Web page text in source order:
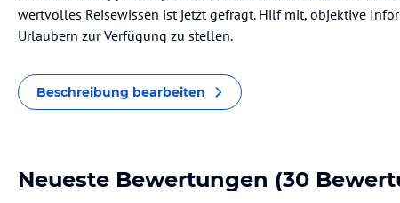
wertvolles Reisewissen ist jetzt gefragt. Hilf mit, objektive
Urlaubern zur Verfügung zu stellen.
Beschreibung bearbeiten
Neueste Bewertungen (30